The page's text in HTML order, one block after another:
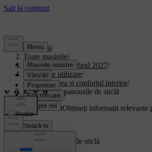
Asistență/
Toate mașinile/
XC90 Plug-in Hybrid 2027/
Manual de utilizare/
Climatizarea și confortul interior/
Geamurile și panourile de sticlă
Suport personalizatObțineți informații relevante
Conectează-te
Geamurile și panourile de sticlă